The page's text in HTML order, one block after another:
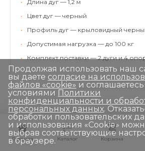
Главная Каталог Корзина
Главная Каталог Корзина
•
Длина дуг — 1,2 м
•
Цвет дуг — черный
•
Профиль дуг — крыловидный
•
Допустимая нагрузка — до 100 кг
• Комплект поставки — 2 дуги и 4
Продолжая использовать наш
вы даете согласие на
файлов «cookie» и соглашаетесь
условиями Политики
конфиденциальности и
персональных данных.
обработки пользовательских
и использования «Сookie»
выбрав соответствующие
в браузере.